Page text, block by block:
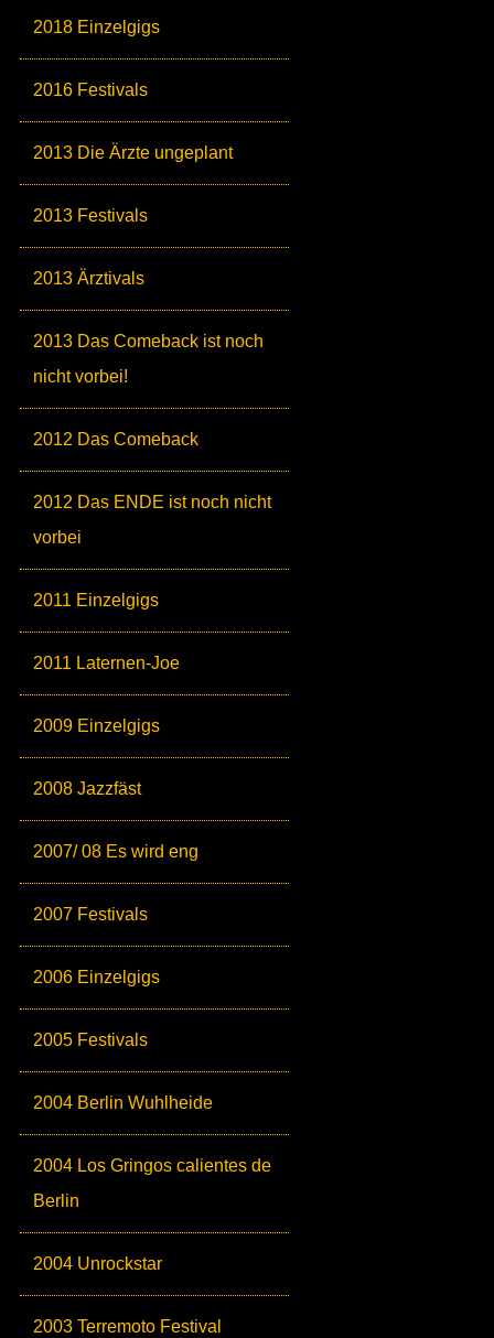
2018 Einzelgigs
2016 Festivals
2013 Die Ärzte ungeplant
2013 Festivals
2013 Ärztivals
2013 Das Comeback ist noch
nicht vorbei!
2012 Das Comeback
2012 Das ENDE ist noch nicht
vorbei
2011 Einzelgigs
2011 Laternen-Joe
2009 Einzelgigs
2008 Jazzfäst
2007/ 08 Es wird eng
2007 Festivals
2006 Einzelgigs
2005 Festivals
2004 Berlin Wuhlheide
2004 Los Gringos calientes de
Berlin
2004 Unrockstar
2003 Terremoto Festival